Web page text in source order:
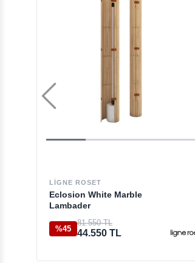
LIGNE ROSET
Eclosion White Marble
Lambader
%45
81.550 TL
44.550 TL